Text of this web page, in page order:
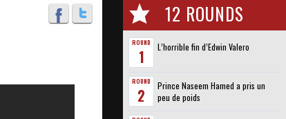
12 ROUNDS
ROUND
1 L’horrible fin d’Edwin Valero
ROUND
2
Prince Naseem Hamed a pris un
peu de poids